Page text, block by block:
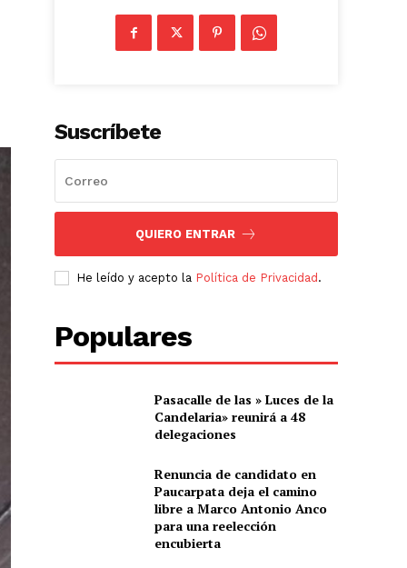
Suscríbete
QUIERO ENTRAR
He leído y acepto la Política de Privacidad .
Populares
Pasacalle de las » Luces de la
Candelaria» reunirá a 48
delegaciones
Renuncia de candidato en
Paucarpata deja el camino
libre a Marco Antonio Anco
para una reelección
encubierta